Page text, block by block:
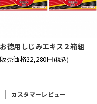
お徳用しじみエキス２箱組
販売価格22,280円(税込)
カスタマーレビュー